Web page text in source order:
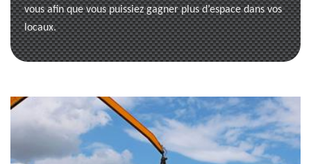
vous afin que vous puissiez gagner plus d’espace dans vos
locaux.